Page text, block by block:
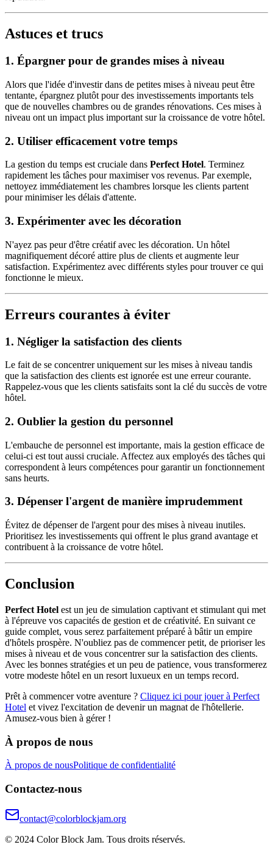
Astuces et trucs
1. Épargner pour de grandes mises à niveau
Alors que l'idée d'investir dans de petites mises à niveau peut être
tentante, épargnez plutôt pour des investissements importants tels
que de nouvelles chambres ou de grandes rénovations. Ces mises à
niveau ont un impact plus important sur la croissance de votre hôtel.
2. Utiliser efficacement votre temps
La gestion du temps est cruciale dans Perfect Hotel. Terminez
rapidement les tâches pour maximiser vos revenus. Par exemple,
nettoyez immédiatement les chambres lorsque les clients partent
pour minimiser les délais d'attente.
3. Expérimenter avec les décoration
N'ayez pas peur d'être créatif avec les décoration. Un hôtel
magnifiquement décoré attire plus de clients et augmente leur
satisfaction. Expérimentez avec différents styles pour trouver ce qui
fonctionne le mieux.
Erreurs courantes à éviter
1. Négliger la satisfaction des clients
Le fait de se concentrer uniquement sur les mises à niveau tandis
que la satisfaction des clients est ignorée est une erreur courante.
Rappelez-vous que les clients satisfaits sont la clé du succès de votre
hôtel.
2. Oublier la gestion du personnel
L'embauche de personnel est importante, mais la gestion efficace de
celui-ci est tout aussi cruciale. Affectez aux employés des tâches qui
correspondent à leurs compétences pour garantir un fonctionnement
sans heurts.
3. Dépenser l'argent de manière imprudemment
Évitez de dépenser de l'argent pour des mises à niveau inutiles.
Prioritisez les investissements qui offrent le plus grand avantage et
contribuent à la croissance de votre hôtel.
Conclusion
Perfect Hotel est un jeu de simulation captivant et stimulant qui met
à l'épreuve vos capacités de gestion et de créativité. En suivant ce
guide complet, vous serez parfaitement préparé à bâtir un empire
d'hôtels prospère. N'oubliez pas de commencer petit, de prioriser les
mises à niveau et de vous concentrer sur la satisfaction des clients.
Avec les bonnes stratégies et un peu de patience, vous transformerez
votre modeste hôtel en un resort luxueux en un temps record.
Prêt à commencer votre aventure ? Cliquez ici pour jouer à Perfect
Hotel et vivez l'excitation de devenir un magnat de l'hôtellerie.
Amusez-vous bien à gérer !
À propos de nous
À propos de nousPolitique de confidentialité
Contactez-nous
contact@colorblockjam.org
© 2024 Color Block Jam. Tous droits réservés.